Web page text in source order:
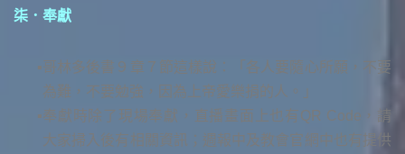
柒．奉獻
哥林多後書９章７節這樣說：「各人要隨心所願，不要
為難，不要勉強，因為上帝愛樂捐的人。」
奉獻時除了現場奉獻，直播畫面上也有QR Code，請
大家掃入後有相關資訊；週報中及教會官網中也有提供